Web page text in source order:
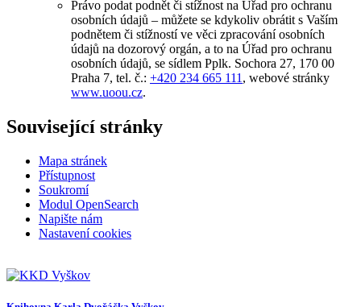
Právo podat podnět či stížnost na Úřad pro ochranu
osobních údajů – můžete se kdykoliv obrátit s Vaším
podnětem či stížností ve věci zpracování osobních
údajů na dozorový orgán, a to na Úřad pro ochranu
osobních údajů, se sídlem Pplk. Sochora 27, 170 00
Praha 7, tel. č.: +420 234 665 111 , webové stránky
www.uoou.cz.
Související stránky
Mapa stránek
Přístupnost
Soukromí
Modul OpenSearch
Napište nám
Nastavení cookies